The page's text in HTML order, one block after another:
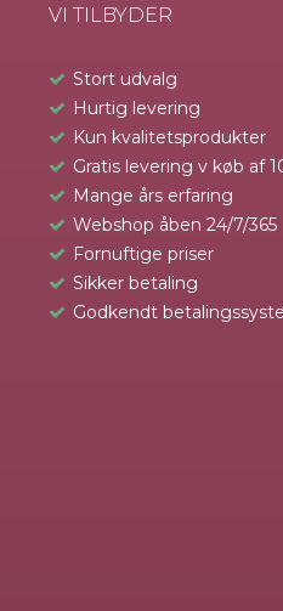
VI TILBYDER
Stort udvalg
Hurtig levering
Kun kvalitetsprodukter
Gratis levering v køb af
Mange års erfaring
Webshop åben 24/7/365
Fornuftige priser
Sikker betaling
Godkendt